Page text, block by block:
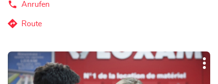
Anrufen
der
Loxam
Fernelmont-
Store
Route
zum
Loxam
Mr
Bricolage
Drücken
Sie
die